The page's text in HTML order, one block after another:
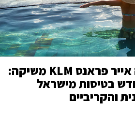
קבוצת התעופה אייר פראנס KLM משיקה:
בטיסות מישראל
והקריביים